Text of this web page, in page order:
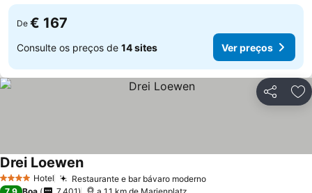
De € 167
Consulte os preços de 14 sites Ver preços
Partilhar
4 EstrelasHotel Restaurante e bar bávaro moderno
Drei Loewen